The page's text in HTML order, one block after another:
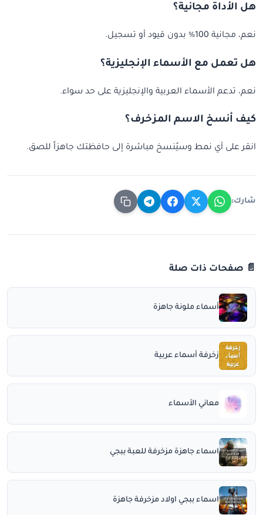
هل الأداة مجانية؟
نعم، مجانية 100% بدون قيود أو تسجيل.
هل تعمل مع الأسماء الإنجليزية؟
نعم، تدعم الأسماء العربية والإنجليزية على حد سواء.
كيف أنسخ الاسم المزخرف؟
انقر على أي نمط وسيُنسخ مباشرة إلى حافظتك جاهزاً للصق.
شارك:
📄 صفحات ذات صلة
أسماء ملونة جاهزة
زخرفة أسماء عربية
معاني الأسماء
اسماء جاهزة مزخرفة للعبة ببجي
اسماء ببجي اولاد مزخرفة جاهزة